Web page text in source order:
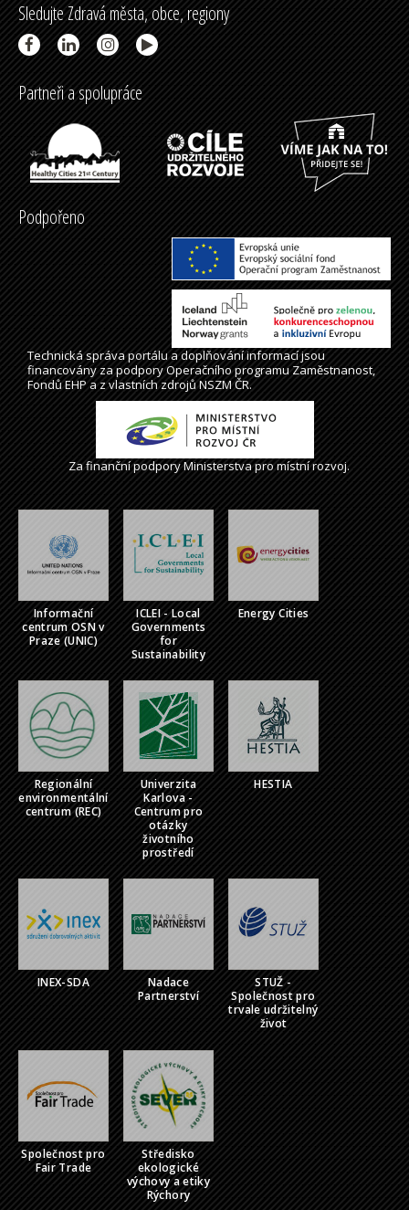
Sledujte Zdravá města, obce, regiony
Partneři a spolupráce
Podpořeno
Technická správaportálua doplňování informací jsou
financovány za podpory Operačního programu Zaměstnanost,
Fondů EHP a z vlastních zdrojů NSZM ČR.
Za finanční podpory Ministerstva pro místní rozvoj.
Informační
centrum OSN v
Praze (UNIC)
ICLEI - Local
Governments
for
Sustainability
Energy Cities
Regionální
environmentální
centrum (REC)
Univerzita
Karlova -
Centrum pro
otázky
životního
prostředí
HESTIA
INEX-SDA
Nadace
Partnerství
STUŽ -
Společnost pro
trvale udržitelný
život
Společnost pro
Fair Trade
Středisko
ekologické
výchovy a etiky
Rýchory